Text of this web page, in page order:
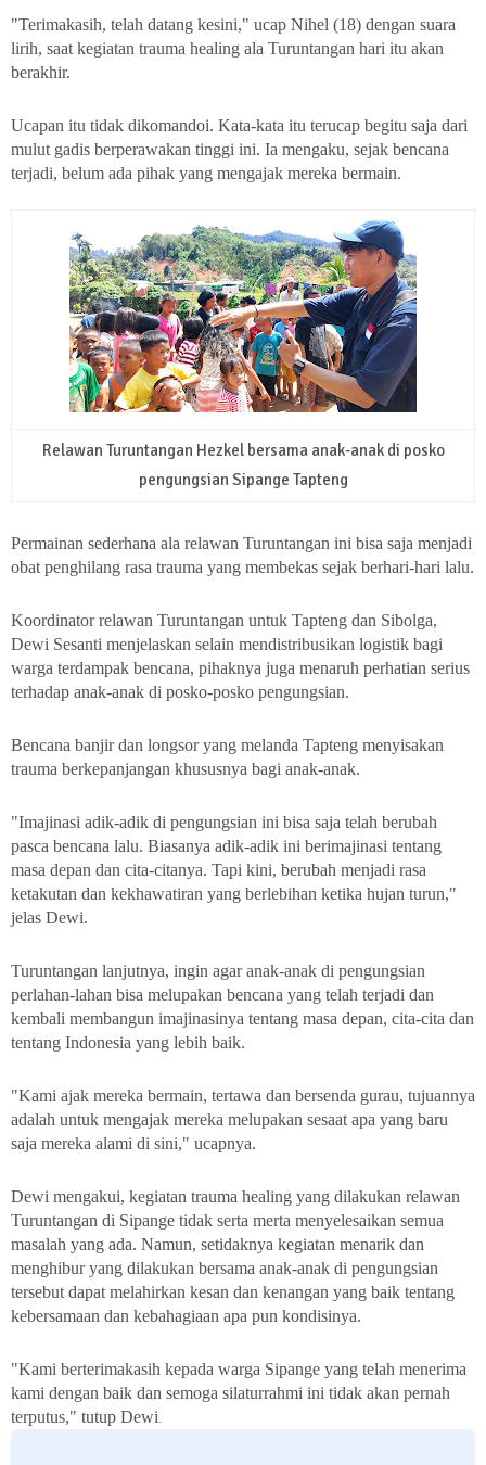
"Terimakasih, telah datang kesini," ucap Nihel (18) dengan suara
lirih, saat kegiatan trauma healing ala Turuntangan hari itu akan
berakhir.
Ucapan itu tidak dikomandoi. Kata-kata itu terucap begitu saja dari
mulut gadis berperawakan tinggi ini. Ia mengaku, sejak bencana
terjadi, belum ada pihak yang mengajak mereka bermain.
Relawan Turuntangan Hezkel bersama anak-anak di posko
pengungsian Sipange Tapteng
Permainan sederhana ala relawan Turuntangan ini bisa saja menjadi
obat penghilang rasa trauma yang membekas sejak berhari-hari lalu.
Koordinator relawan Turuntangan untuk Tapteng dan Sibolga,
Dewi Sesanti menjelaskan selain mendistribusikan logistik bagi
warga terdampak bencana, pihaknya juga menaruh perhatian serius
terhadap anak-anak di posko-posko pengungsian.
Bencana banjir dan longsor yang melanda Tapteng menyisakan
trauma berkepanjangan khususnya bagi anak-anak.
"Imajinasi adik-adik di pengungsian ini bisa saja telah berubah
pasca bencana lalu. Biasanya adik-adik ini berimajinasi tentang
masa depan dan cita-citanya. Tapi kini, berubah menjadi rasa
ketakutan dan kekhawatiran yang berlebihan ketika hujan turun,"
jelas Dewi.
Turuntangan lanjutnya, ingin agar anak-anak di pengungsian
perlahan-lahan bisa melupakan bencana yang telah terjadi dan
kembali membangun imajinasinya tentang masa depan, cita-cita dan
tentang Indonesia yang lebih baik.
"Kami ajak mereka bermain, tertawa dan bersenda gurau, tujuannya
adalah untuk mengajak mereka melupakan sesaat apa yang baru
saja mereka alami di sini," ucapnya.
Dewi mengakui, kegiatan trauma healing yang dilakukan relawan
Turuntangan di Sipange tidak serta merta menyelesaikan semua
masalah yang ada. Namun, setidaknya kegiatan menarik dan
menghibur yang dilakukan bersama anak-anak di pengungsian
tersebut dapat melahirkan kesan dan kenangan yang baik tentang
kebersamaan dan kebahagiaan apa pun kondisinya.
"Kami berterimakasih kepada warga Sipange yang telah menerima
kami dengan baik dan semoga silaturrahmi ini tidak akan pernah
terputus," tutup Dewi